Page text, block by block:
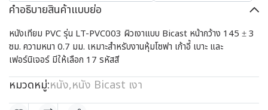
คำอธิบายสินค้าแบบย่อ
หนังเทียม PVC รุ่น LT-PVC003 ผิวเงาแบบ Bicast หน้ากว้าง 145 ± 3
ซม. ความหนา 0.7 มม. เหมาะสำหรับงานหุ้มโซฟา เก้าอี้ เบาะ และ
เฟอร์นิเจอร์ มีให้เลือก 17 รหัสสี
หมวดหมู่:หนัง,หนัง Bicast เงา